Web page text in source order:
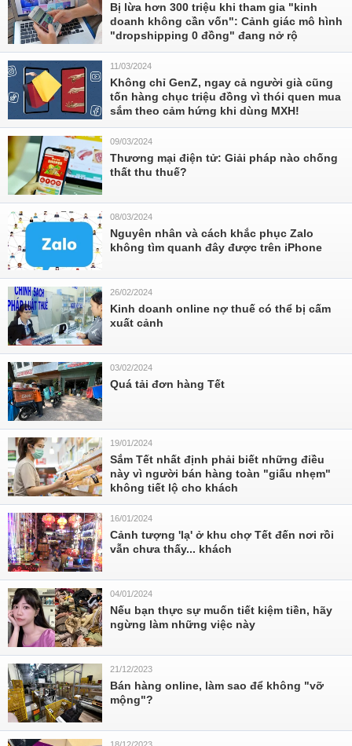
Bị lừa hơn 300 triệu khi tham gia "kinh
doanh không cần vốn": Cảnh giác mô hình
"dropshipping 0 đồng" đang nở rộ
11/03/2024
Không chỉ GenZ, ngay cả người già cũng
tốn hàng chục triệu đồng vì thói quen mua
sắm theo cảm hứng khi dùng MXH!
09/03/2024
Thương mại điện tử: Giải pháp nào chống
thất thu thuế?
08/03/2024
Nguyên nhân và cách khắc phục Zalo
không tìm quanh đây được trên iPhone
26/02/2024
Kinh doanh online nợ thuế có thể bị cấm
xuất cảnh
03/02/2024
Quá tải đơn hàng Tết
19/01/2024
Sắm Tết nhất định phải biết những điều
này vì người bán hàng toàn "giấu nhẹm"
không tiết lộ cho khách
16/01/2024
Cảnh tượng 'lạ' ở khu chợ Tết đến nơi rồi
vẫn chưa thấy... khách
04/01/2024
Nếu bạn thực sự muốn tiết kiệm tiền, hãy
ngừng làm những việc này
21/12/2023
Bán hàng online, làm sao để không "vỡ
mộng"?